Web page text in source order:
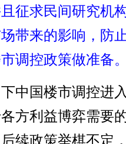
征求民间研究机
带来的影响，防
调控政策做准备
国楼市调控进入
方利益博弈需要
续政策举棋不定